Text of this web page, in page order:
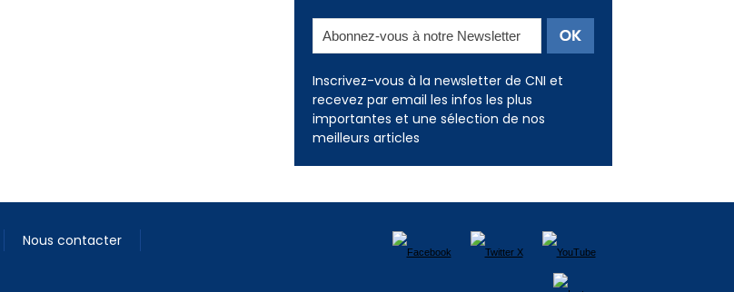
Newsletter
Inscrivez-vous à la newsletter de CNI et
recevez par email les infos les plus